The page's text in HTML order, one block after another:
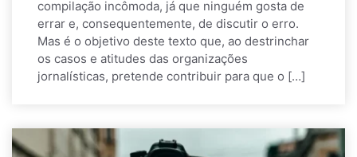
compilação incômoda, já que ninguém gosta de
errar e, consequentemente, de discutir o erro.
Mas é o objetivo deste texto que, ao destrinchar
os casos e atitudes das organizações
jornalísticas, pretende contribuir para que o […]